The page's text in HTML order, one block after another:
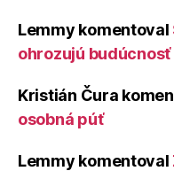
Lemmy komentoval
ohrozujú
Kristián Čura
osobná púť
Lemmy komentoval